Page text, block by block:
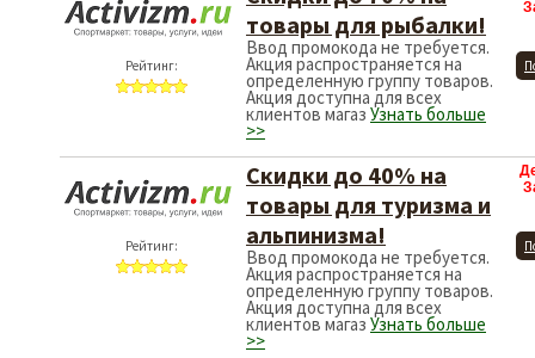
Рейтинг:
товары для рыбалки!
Ввод промокода не требуется.
Акция распространяется на
определенную группу товаров.
Акция доступна для всех
клиентов магаз Узнать больше
>>
Рейтинг:
Скидки до 40% на
товары для туризма и
альпинизма!
Ввод промокода не требуется.
Акция распространяется на
определенную группу товаров.
Акция доступна для всех
клиентов магаз Узнать больше
>>